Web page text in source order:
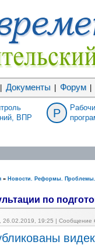
Документы Форум
ВПР
Р
» Новости. Реформы. Проблемы.
по
26.02.2019, 19:25 | Сообщение